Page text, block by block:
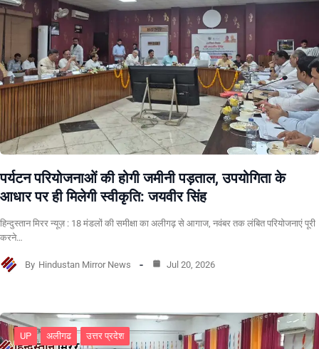
पर्यटन परियोजनाओं की होगी जमीनी पड़ताल, उपयोगिता के
आधार पर ही मिलेगी स्वीकृति: जयवीर सिंह
हिन्दुस्तान मिरर न्यूज़ : 18 मंडलों की समीक्षा का अलीगढ़ से आगाज, नवंबर तक लंबित परियोजनाएं पूरी
करने…
By Hindustan Mirror News Jul 20, 2026
UP अलीगढ उत्तर प्रदेश